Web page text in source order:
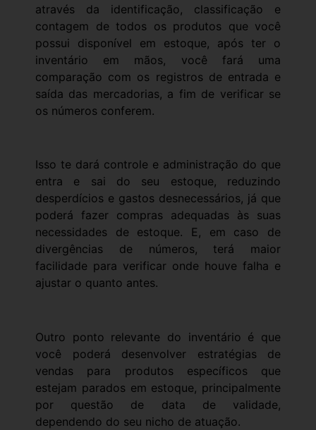
através da identificação, classificação e
contagem de todos os produtos que você
possui disponível em estoque, após ter o
inventário em mãos, você fará uma
comparação com os registros de entrada e
saída das mercadorias, a fim de verificar se
os números conferem.
Isso te dará controle e administração do que
entra e sai do seu estoque, reduzindo
desperdícios e gastos desnecessários, já que
poderá fazer compras adequadas às suas
necessidades de estoque. E, em caso de
divergências de números, terá maior
facilidade para verificar onde houve falha e
ajustar o quanto antes.
Outro ponto relevante do inventário é que
você poderá desenvolver estratégias de
vendas para produtos específicos que
estejam parados em estoque, principalmente
por questão de data de validade,
dependendo do seu nicho de atuação.